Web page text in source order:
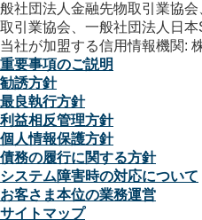
般社団法人金融先物取引業協
取引業協会、一般社団法人日本
当社が加盟する信用情報機関:
重要事項のご説明
勧誘方針
最良執行方針
利益相反管理方針
個人情報保護方針
債務の履行に関する方針
システム障害時の対応について
お客さま本位の業務運営
サイトマップ